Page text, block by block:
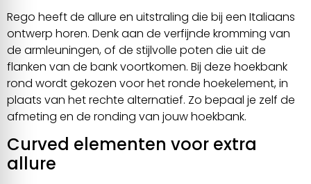
Rego heeft de allure en uitstraling die bij een Italiaans
ontwerp horen. Denk aan de verfijnde kromming van
de armleuningen, of de stijlvolle poten die uit de
flanken van de bank voortkomen. Bij deze hoekbank
rond wordt gekozen voor het ronde hoekelement, in
plaats van het rechte alternatief. Zo bepaal je zelf de
afmeting en de ronding van jouw hoekbank.
Curved elementen voor extra
allure